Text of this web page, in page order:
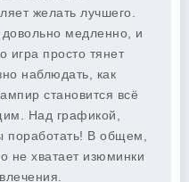
желать лучшего.
довольно медленно, и
игра просто тянет
наблюдать, как
становится всё
Над графикой,
поработать! В общем,
не хватает изюминки